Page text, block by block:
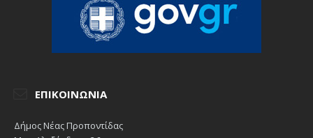
ΕΠΙΚΟΙΝΩΝΊΑ
Δήμος Νέας Προποντίδας